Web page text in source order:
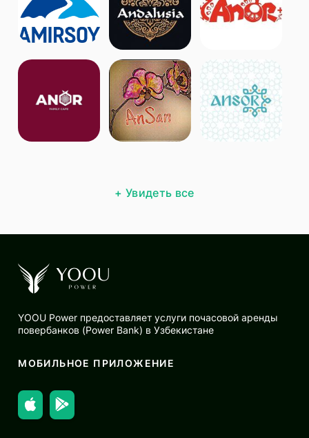
+ Увидеть все
YOOU Power предоставляет услуги почасовой аренды
повербанков (Power Bank) в Узбекистане
МОБИЛЬНОЕ ПРИЛОЖЕНИЕ